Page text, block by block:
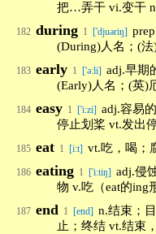
把…弄干 vi.变干
182 during 1 ['djuəriŋ]
(During)人名；(
183 early 1 ['ə:li] adj.早期
(Early)人名；(英)
184 easy 1 ['i:zi] adj.容易
停止划桨 vt.发出
185 eat 1 [i:t] vt.吃，喝；
186 eating 1 ['i:tiŋ] adj.侵
物 v.吃（eat的ing
187 end 1 [end] n.结束；
止；终结 vt.结束